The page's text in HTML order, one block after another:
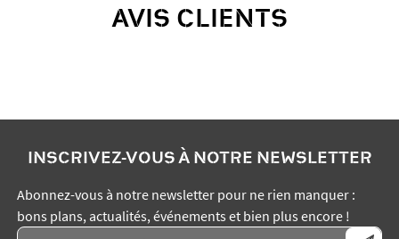
AVIS CLIENTS
INSCRIVEZ-VOUS À NOTRE NEWSLETTER
Abonnez-vous à notre newsletter pour ne rien manquer :
bons plans, actualités, événements et bien plus encore !